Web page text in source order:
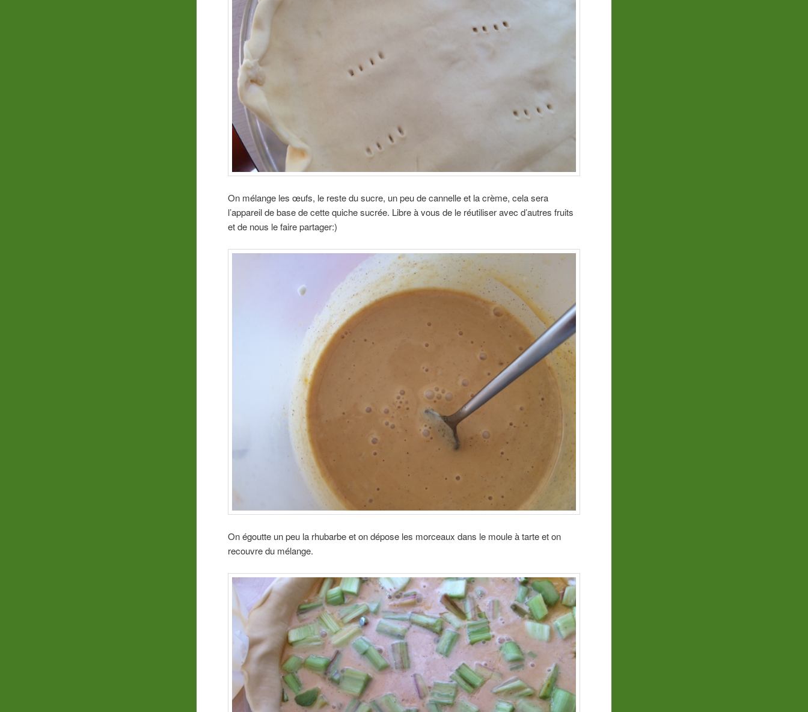
On mélange les œufs, le reste du sucre, un peu de cannelle et la crème, cela sera
l’appareil de base de cette quiche sucrée. Libre à vous de le réutiliser avec d’autres fruits
et de nous le faire partager:)
On égoutte un peu la rhubarbe et on dépose les morceaux dans le moule à tarte et on
recouvre du mélange.